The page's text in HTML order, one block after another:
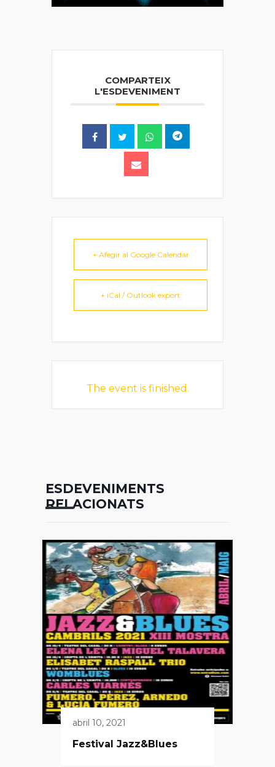
COMPARTEIX
L'ESDEVENIMENT
+ Afegir al Google Calendar
+ iCal / Outlook export
The event is finished.
ESDEVENIMENTS
RELACIONATS
abril 10, 2021
Festival Jazz&Blues